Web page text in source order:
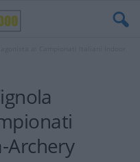
Archery